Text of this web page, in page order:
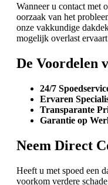
Wanneer u contact met
oorzaak van het
onze vakkundige
mogelijk overlast
De Voordelen
24/7
Ervaren
Transparante
Garantie op
Neem Direct
Heeft u met spoed een
voorkom verdere